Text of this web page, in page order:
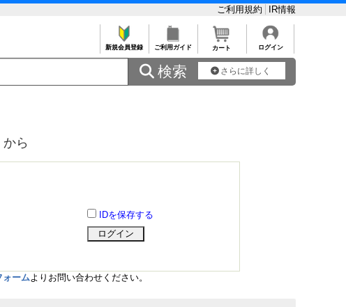
ご利用規約 IR情報
新規会員登録 ご利用ガイド カート ログイン
 検索 さらに詳しく
から
IDを保存する
ォームよりお問い合わせください。